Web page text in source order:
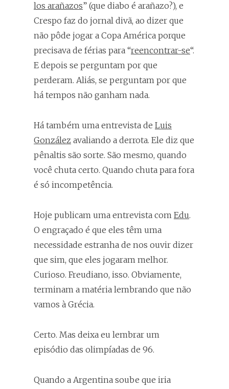
los arañazos” (que diabo é arañazo?), e
Crespo faz do jornal divã, ao dizer que
não pôde jogar a Copa América porque
precisava de férias para “reencontrar-se“.
E depois se perguntam por que
perderam. Aliás, se perguntam por que
há tempos não ganham nada.
Há também uma entrevista de Luis
González avaliando a derrota. Ele diz que
pênaltis são sorte. São mesmo, quando
você chuta certo. Quando chuta para fora
é só incompetência.
Hoje publicam uma entrevista com Edu.
O engraçado é que eles têm uma
necessidade estranha de nos ouvir dizer
que sim, que eles jogaram melhor.
Curioso. Freudiano, isso. Obviamente,
terminam a matéria lembrando que não
vamos à Grécia.
Certo. Mas deixa eu lembrar um
episódio das olimpíadas de 96.
Quando a Argentina soube que iria